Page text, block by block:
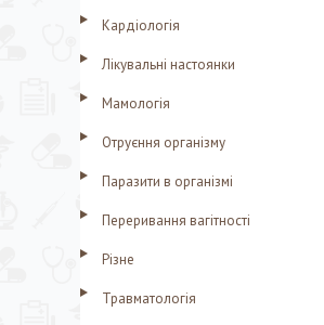
Кардіологія
Лікувальні настоянки
Мамологія
Отруєння організму
Паразити в організмі
Переривання вагітності
Різне
Травматологія